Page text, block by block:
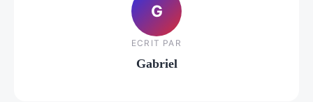
G
ECRIT PAR
Gabriel